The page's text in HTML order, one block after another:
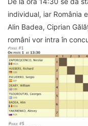
individual, iar România
Alin Badea, Ciprian
români vor intra în